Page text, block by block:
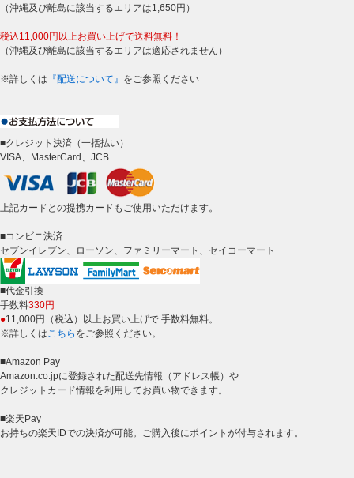
（沖縄及び離島に該当するエリアは1,650円）
税込11,000円以上お買い上げで送料無料！
（沖縄及び離島に該当するエリアは適応されません）
※詳しくは 『配送について』 をご参照ください
■クレジット決済（一括払い）
VISA、MasterCard、JCB
上記カードとの提携カードもご使用いただけます。
■コンビニ決済
セブンイレブン、ローソン、ファミリーマート、セイコーマート
■代金引換
手数料330円
●11,000円（税込）以上お買い上げで 手数料無料。
※詳しくはこちら をご参照ください。
■Amazon Pay
Amazon.co.jpに登録された配送先情報（アドレス帳）や
クレジットカード情報を利用してお買い物できます。
■楽天Pay
お持ちの楽天IDでの決済が可能。ご購入後にポイントが付与されます。